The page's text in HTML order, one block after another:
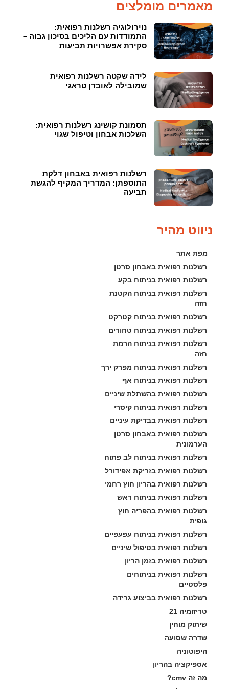
מאמרים מומלצים
נוירולוגיה רשלנות רפואית:
התמודדות עם הליכים בסיכון גבוה –
סקירת אפשרויות תביעות
לידה שקטה רשלנות רפואית
שמובילה לאובדן טראגי
תסמונת קושינג רשלנות רפואית:
השלכות אבחון וטיפול שגוי
רשלנות רפואית באבחון דלקת
התוספתן: המדריך המקיף להגשת
תביעה
ניווט מהיר
מפת אתר
רשלנות רפואית באבחון סרטן
רשלנות רפואית בניתוח בקע
רשלנות רפואית בניתוח הקטנת
חזה
רשלנות רפואית בניתוח קטרקט
רשלנות רפואית בניתוח טחורים
רשלנות רפואית בניתוח הרמת
חזה
רשלנות רפואית בניתוח מפרק ירך
רשלנות רפואית בניתוח אף
רשלנות רפואית בהשתלת שיניים
רשלנות רפואית בניתוח קיסרי
רשלנות רפואית בבדיקת עיניים
רשלנות רפואית באבחון סרטן
הערמונית
רשלנות רפואית בניתוח לב פתוח
רשלנות רפואית בזריקת אפידורל
רשלנות רפואית בהריון חוץ רחמי
רשלנות רפואית בניתוח ראש
רשלנות רפואית בהפריה חוץ
גופית
רשלנות רפואית בניתוח עפעפיים
רשלנות רפואית בטיפול שיניים
רשלנות רפואית בזמן הריון
רשלנות רפואית בניתוחים
פלסטיים
רשלנות רפואית בביצוע גרידה
טריזומיה 21
שיתוק מוחין
שדרה שסועה
היפוטוניה
אספיקציה בהריון
מה זה cmv?